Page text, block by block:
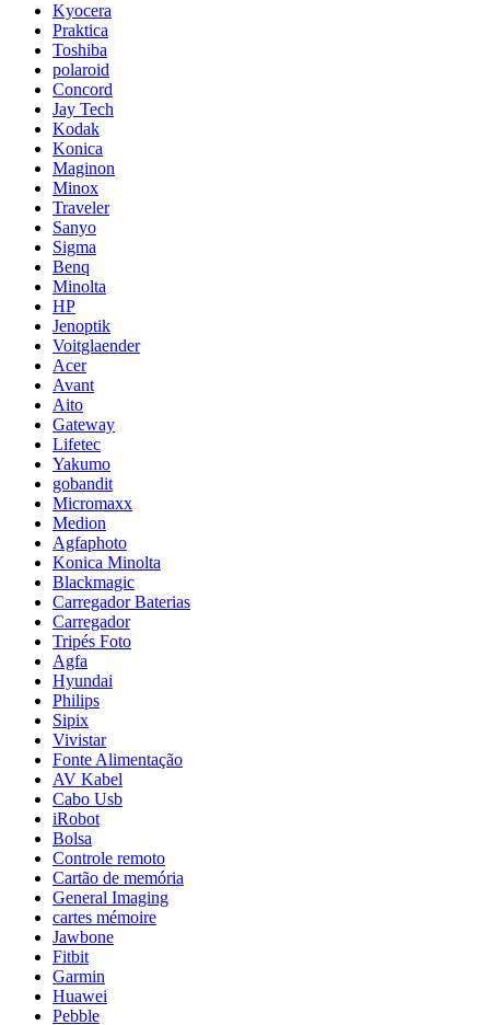
Kyocera
Praktica
Toshiba
polaroid
Concord
Jay Tech
Kodak
Konica
Maginon
Minox
Traveler
Sanyo
Sigma
Benq
Minolta
HP
Jenoptik
Voitglaender
Acer
Avant
Aito
Gateway
Lifetec
Yakumo
gobandit
Micromaxx
Medion
Agfaphoto
Konica Minolta
Blackmagic
Carregador Baterias
Carregador
Tripés Foto
Agfa
Hyundai
Philips
Sipix
Vivistar
Fonte Alimentação
AV Kabel
Cabo Usb
iRobot
Bolsa
Controle remoto
Cartão de memória
General Imaging
cartes mémoire
Jawbone
Fitbit
Garmin
Huawei
Pebble